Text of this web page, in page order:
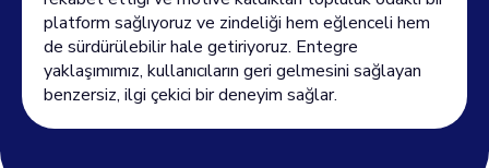
platform sağlıyoruz ve zindeliği hem eğlenceli hem
de sürdürülebilir hale getiriyoruz. Entegre
yaklaşımımız, kullanıcıların geri gelmesini sağlayan
benzersiz, ilgi çekici bir deneyim sağlar.